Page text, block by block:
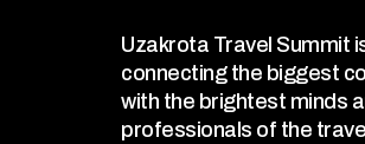
Uzakrota Travel Summit
connecting the biggest
with the brightest minds
professionals of the